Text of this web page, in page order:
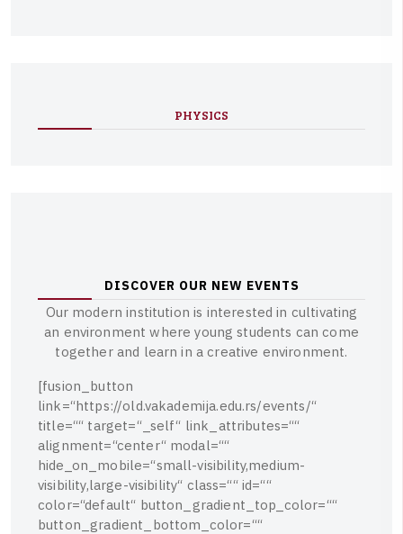
PHYSICS
DISCOVER OUR NEW EVENTS
Our modern institution is interested in cultivating
an environment where young students can come
together and learn in a creative environment.
[fusion button
link=“https://old.vakademija.edu.rs/events/“
title=““ target=“_ self“ link attributes=““
alignment=“center“ modal=““
hide on mobile=“small-visibility,medium-
visibility,large-visibility“ class=““ id=““
color=“default“ button gradient top color=““
button _gradient bottom color=““